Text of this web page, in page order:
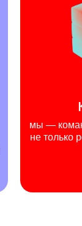
мы —
не только